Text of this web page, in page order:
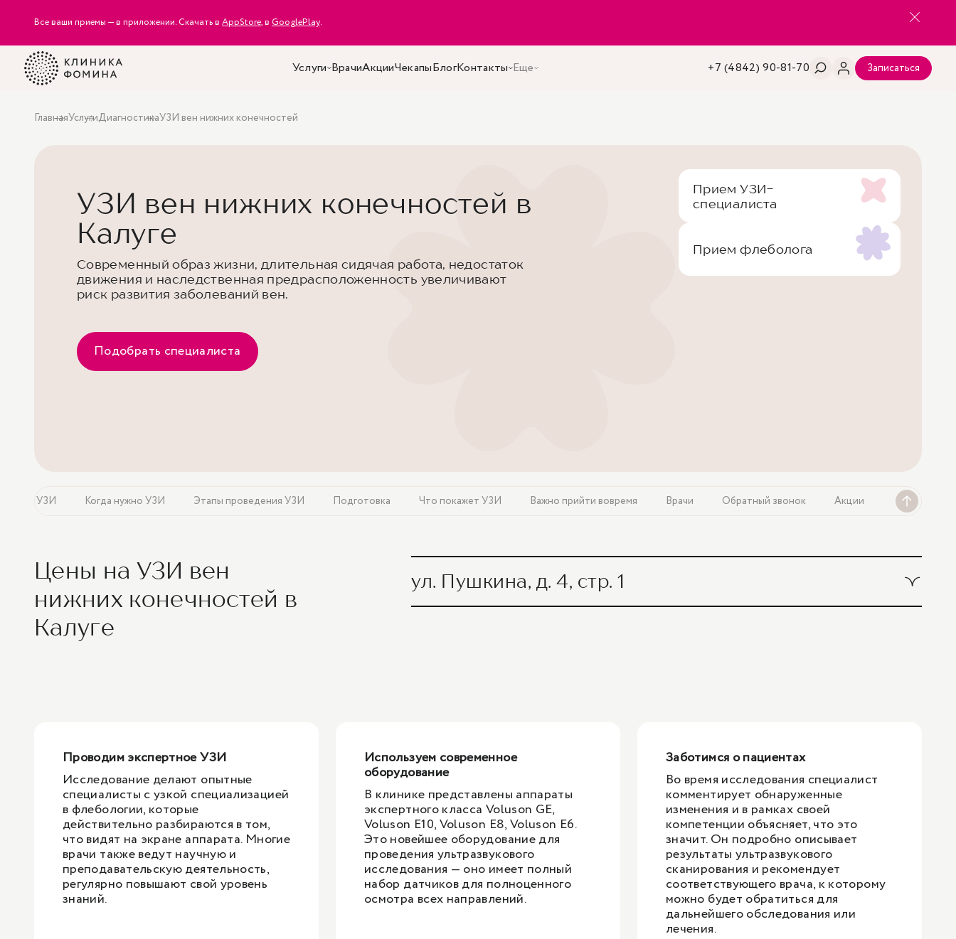
Все ваши приемы — в приложении. Скачать в AppStore, в GooglePlay.
Услуги ВрачиАкцииЧекапыБлогКонтакты Еще +7 (4842) 90-81-70 Записаться
ГлавнаяУслугиДиагностикаУЗИ вен нижних конечностей
УЗИ вен нижних конечностей в
Калуге
Современный образ жизни, длительная сидячая работа, недостаток
движения и наследственная предрасположенность увеличивают
риск развития заболеваний вен.
Подобрать специалиста
Прием УЗИ-
специалиста
Прием флеболога
УЗИ Когда нужно УЗИ Этапы проведения УЗИ Подготовка Что покажет УЗИ Важно прийти вовремя Врачи Обратный звонок Акции
Цены на УЗИ вен
нижних конечностей в
Калуге
ул. Пушкина, д. 4, стр. 1
Проводим экспертное УЗИ
Исследование делают опытные
специалисты с узкой специализацией
в флебологии, которые
действительно разбираются в том,
что видят на экране аппарата. Многие
врачи также ведут научную и
преподавательскую деятельность,
регулярно повышают свой уровень
знаний.
Используем современное
оборудование
В клинике представлены аппараты
экспертного класса Voluson GE,
Voluson Е10, Voluson Е8, Voluson E6.
Это новейшее оборудование для
проведения ультразвукового
исследования — оно имеет полный
набор датчиков для полноценного
осмотра всех направлений.
Заботимся о пациентах
Во время исследования специалист
комментирует обнаруженные
изменения и в рамках своей
компетенции объясняет, что это
значит. Он подробно описывает
результаты ультразвукового
сканирования и рекомендует
соответствующего врача, к которому
можно будет обратиться для
дальнейшего обследования или
лечения.